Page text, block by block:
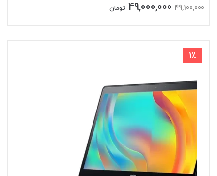
49,100,000
49,000,000 تومان
1٪